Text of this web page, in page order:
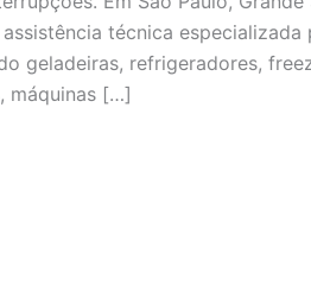
técnica especializada
geladeiras, refrigeradores,
máquinas […]